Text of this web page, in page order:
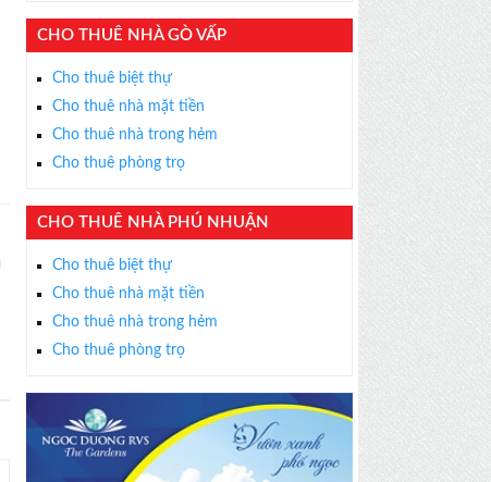
CHO THUÊ NHÀ GÒ VẤP
Cho thuê biệt thự
Cho thuê nhà mặt tiền
Cho thuê nhà trong hẻm
Cho thuê phòng trọ
CHO THUÊ NHÀ PHÚ NHUẬN
Cho thuê biệt thự
Cho thuê nhà mặt tiền
Cho thuê nhà trong hẻm
Cho thuê phòng trọ